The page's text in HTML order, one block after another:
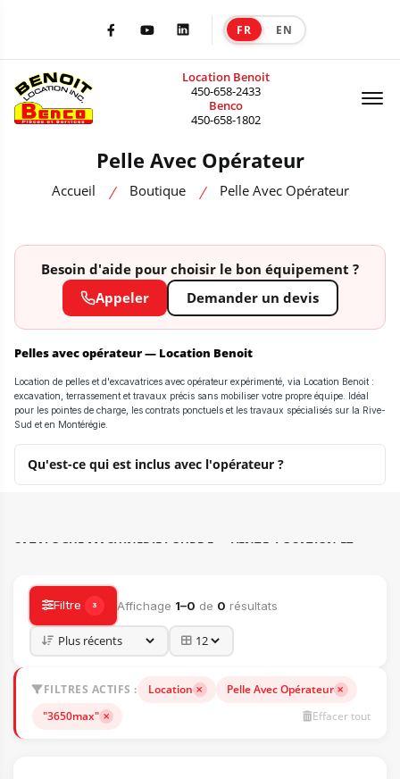
FacebookYoutubeLinkedIn FR EN
Location Benoit
450-658-2433
Benco
450-658-1802
Pelle Avec Opérateur
Accueil Boutique Pelle Avec Opérateur
Besoin d'aide pour choisir le bon équipement ?
Appeler
Demander un devis
Pelles avec opérateur — Location Benoit
Location de pelles et d'excavatrices avec opérateur expérimenté, via Location Benoit :
excavation, terrassement et travaux précis sans mobiliser votre propre équipe. Idéal
pour les pointes de charge, les contrats ponctuels et les travaux spécialisés sur la Rive-
Sud et en Montérégie.
Qu'est-ce qui est inclus avec l'opérateur ?
CATALOGUE MACHINERIE LOURDE — VENTE, LOCATION ET
Filtre 3 Affichage 1–0 de 0 résultats
FILTRES ACTIFS : Location
Pelle Avec Opérateur
"3650max"
Effacer tout